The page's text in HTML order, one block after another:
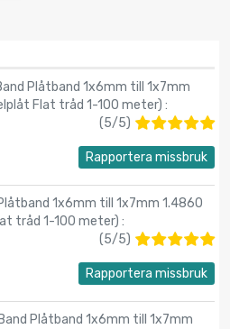
Plåtband 1x6mm till 1x7mm
Flat tråd 1-100 meter) :
(5/5)
Rapportera missbruk
1x6mm till 1x7mm 1.4860
tråd 1-100 meter) :
(5/5)
Rapportera missbruk
Plåtband 1x6mm till 1x7mm